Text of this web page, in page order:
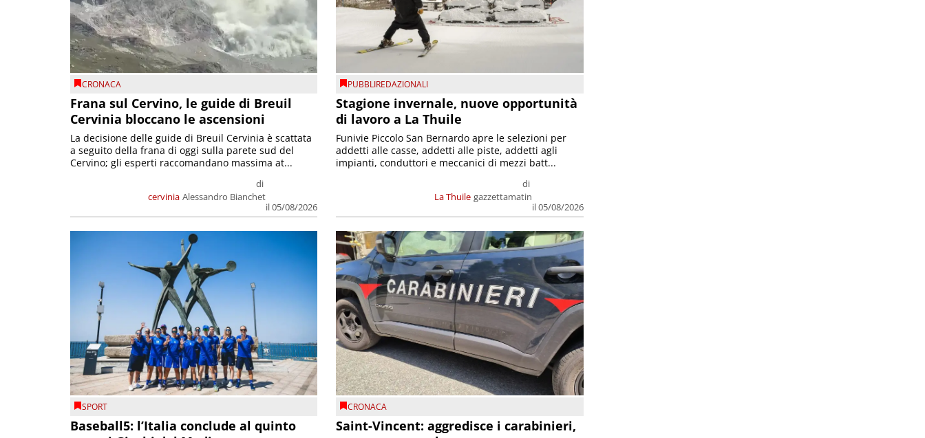
CRONACA
Frana sul Cervino, le guide di Breuil
Cervinia bloccano le ascensioni
cervinia
di
Alessandro Bianchet
il 05/08/2026
La decisione delle guide di Breuil Cervinia è scattata
a seguito della frana di oggi sulla parete sud del
Cervino; gli esperti raccomandano massima at...
PUBBLIREDAZIONALI
Stagione invernale, nuove opportunità
di lavoro a La Thuile
La Thuile
di
gazzettamatin
il 05/08/2026
Funivie Piccolo San Bernardo apre le selezioni per
addetti alle casse, addetti alle piste, addetti agli
impianti, conduttori e meccanici di mezzi batt...
SPORT
Baseball5: l’Italia conclude al quinto
CRONACA
Saint-Vincent: aggredisce i carabinieri,